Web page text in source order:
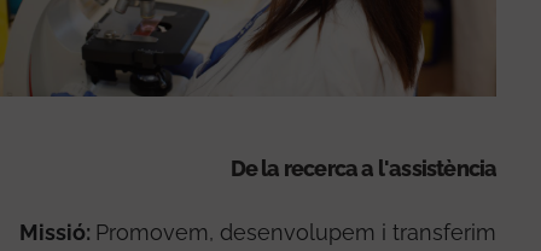
De la recerca a l'assistència
Missió: Promovem, desenvolupem i transferim